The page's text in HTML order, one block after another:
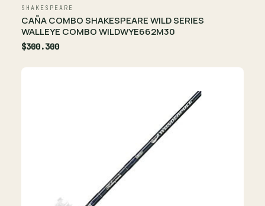
SHAKESPEARE
CAÑA COMBO SHAKESPEARE WILD SERIES
WALLEYE COMBO WILDWYE662M30
$300.300